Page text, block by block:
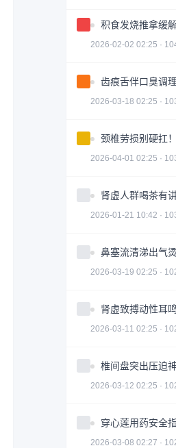
积食发烧推拿缓
2026-02-02 02:25 ·
齿痕舌伴口臭调
2026-03-18 02:25 ·
颈椎劳损别硬扛
2026-04-01 02:25 ·
肾虚人群喝茶有
2026-01-21 10:42 ·
鼻塞流清涕出气
2026-03-19 02:25 ·
肾虚致搏动性耳
2026-03-11 02:25 ·
椎间盘突出压迫
2026-03-12 02:25 ·
穿心莲用药安全
2026-03-08 02:27 ·